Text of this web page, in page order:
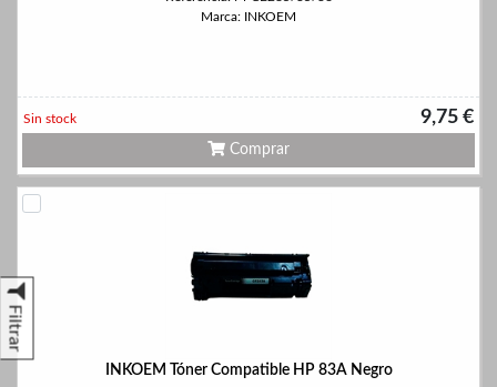
Filtrar
Marca: INKOEM
9,75 €
Sin stock
Comprar
INKOEM Tóner Compatible HP 83A Negro